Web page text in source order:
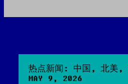
热点新闻: 中国, 北美,
MAY 9, 2026